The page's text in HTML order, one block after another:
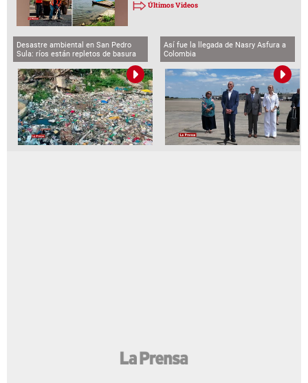
Últimos Videos
Desastre ambiental en San Pedro
Sula: ríos están repletos de basura
Así fue la llegada de Nasry Asfura a
Colombia